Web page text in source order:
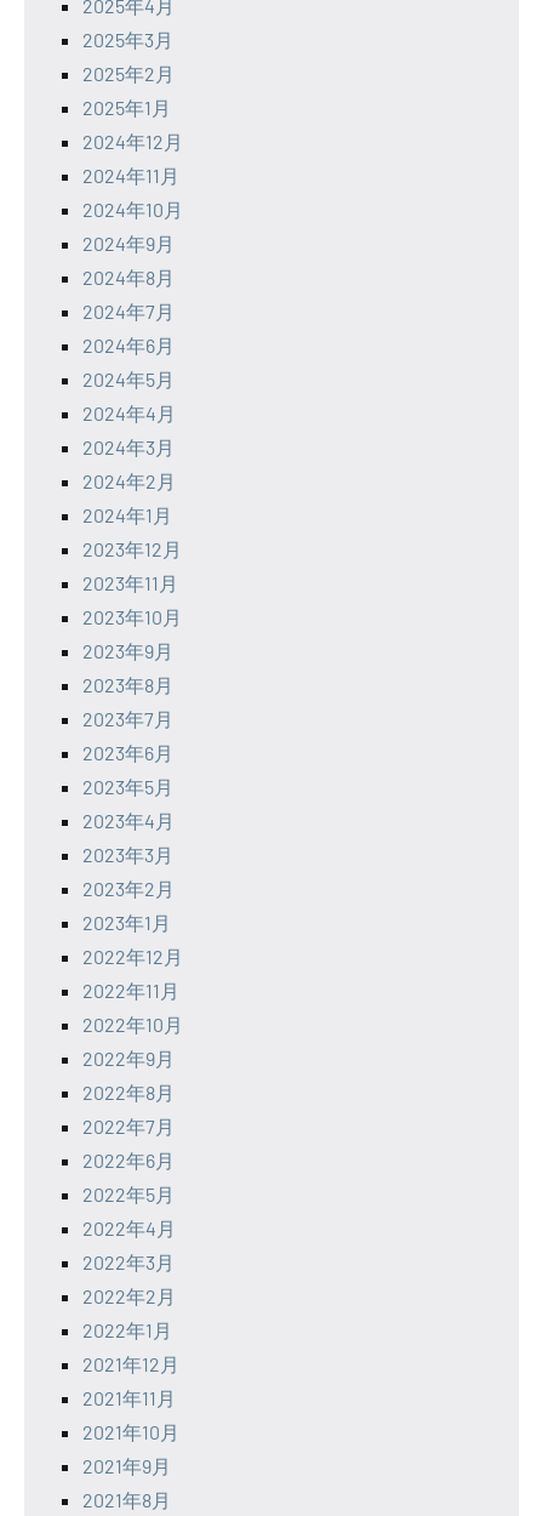
2025年4月
2025年3月
2025年2月
2025年1月
2024年12月
2024年11月
2024年10月
2024年9月
2024年8月
2024年7月
2024年6月
2024年5月
2024年4月
2024年3月
2024年2月
2024年1月
2023年12月
2023年11月
2023年10月
2023年9月
2023年8月
2023年7月
2023年6月
2023年5月
2023年4月
2023年3月
2023年2月
2023年1月
2022年12月
2022年11月
2022年10月
2022年9月
2022年8月
2022年7月
2022年6月
2022年5月
2022年4月
2022年3月
2022年2月
2022年1月
2021年12月
2021年11月
2021年10月
2021年9月
2021年8月